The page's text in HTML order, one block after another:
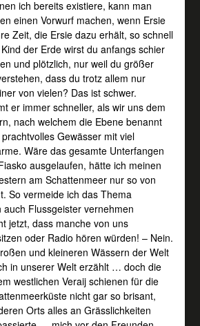
ich bereits existiere, kann man
einen Vorwurf machen, wenn Ersie
Zeit, die Ersie dazu erhält, so schnell
der Erde wirst du anfangs schier
und plötzlich, nur weil du größer
dass du trotz allem nur
von vielen? Das ist schwer.
er immer schneller, als wir uns dem
nach welchem die Ebene benannt
Gewässer mit viel
Wäre das gesamte Unterfangen
ausgelaufen, hätte ich meinen
am Schattenmeer nur so von
So vermeide ich das Thema
Flussgeister vernehmen
jetzt, dass manche von uns
oder Radio hören würden! – Nein.
und kleineren Wässern der Welt
in unserer Welt erzählt … doch die
westlichen Veraij schienen für die
nicht gar so brisant,
Orts alles an Grässlichkeiten